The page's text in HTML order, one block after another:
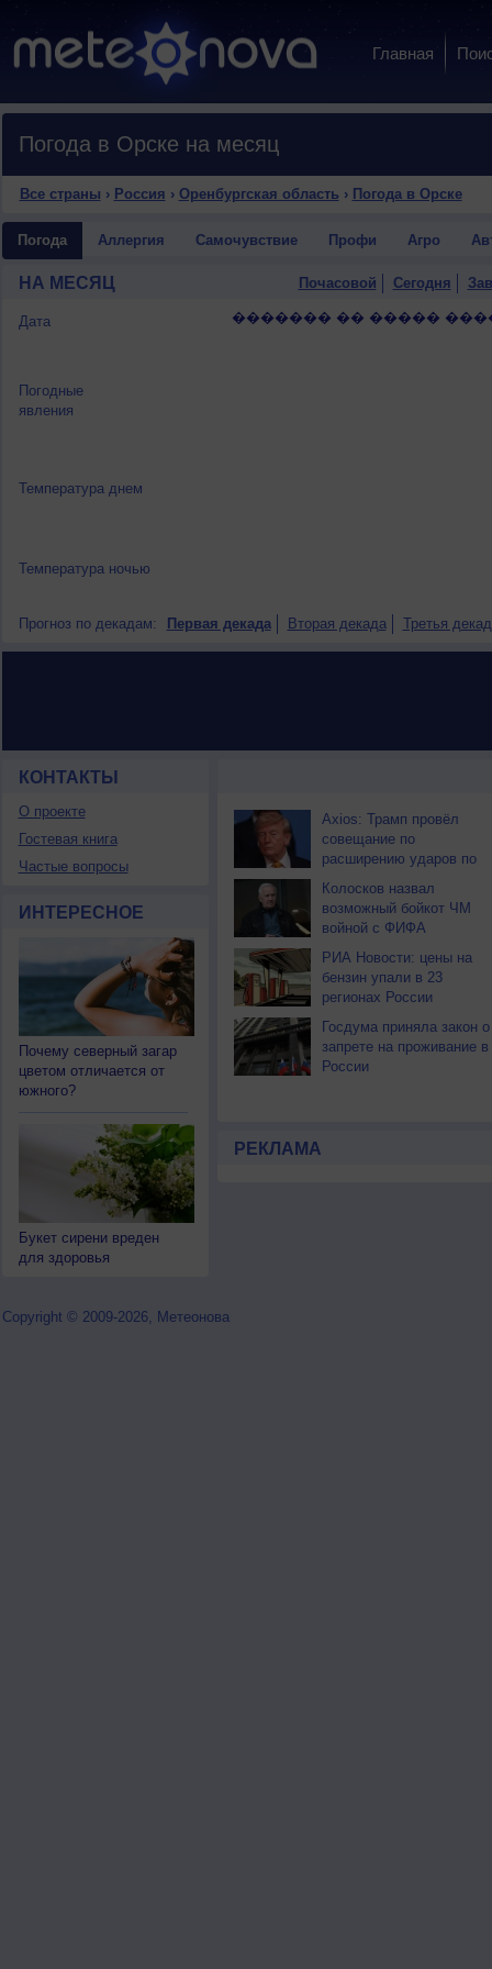
Главная
Погода в Орске на месяц
Все страны › Россия › Оренбургская область › Погода в Орске
Погода Аллергия Самочувствие Профи Агро
НА МЕСЯЦ Почасовой Сегодня
Дата
Погодные
явления
Температура днем
Температура ночью
������� �� �����
Прогноз по декадам: Первая декада Вторая декада Третья
КОНТАКТЫ
О проекте
Гостевая книга
Частые вопросы
ИНТЕРЕСНОЕ
Почему северный загар
цветом отличается от
южного?
Букет сирени вреден
для здоровья
НОВОСТИ ПАРТНЕРОВ
Axios: Трамп провёл
совещание по
расширению ударов по
Ирану
Колосков назвал
возможный бойкот ЧМ
войной с ФИФА
РИА Новости: цены на
бензин упали в 23
регионах России
Госдума приняла закон о
запрете на проживание в
России
РЕКЛАМА
Copyright © 2009-2026, Метеонова